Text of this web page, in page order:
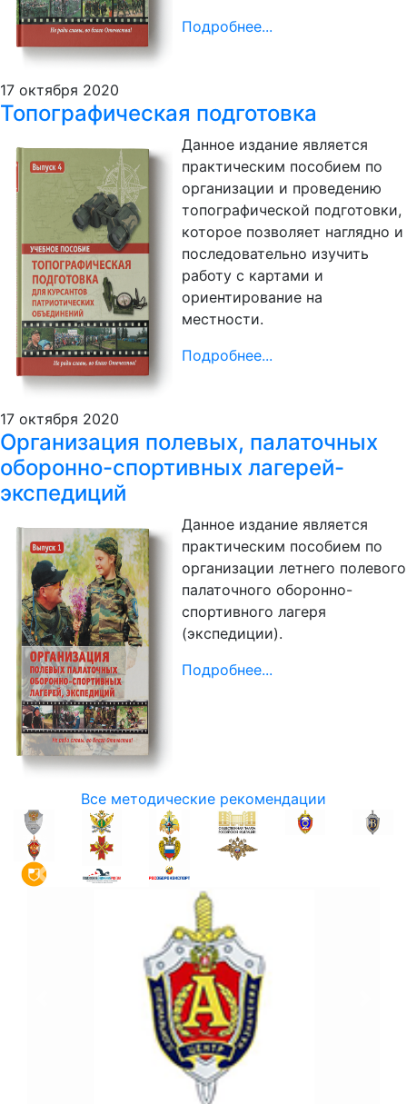
Подробнее...
17 октября 2020
Топографическая подготовка
Данное издание является
практическим пособием по
организации и проведению
топографической подготовки,
которое позволяет наглядно и
последовательно изучить
работу с картами и
ориентирование на
местности.
Подробнее...
17 октября 2020
Организация полевых, палаточных
оборонно-спортивных лагерей-
экспедиций
Данное издание является
практическим пособием по
организации летнего полевого
палаточного оборонно-
спортивного лагеря
(экспедиции).
Подробнее...
Все методические рекомендации
Назад